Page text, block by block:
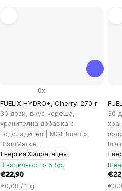
FUELIX HYDRO+, Cherry, 270 г
30 дози, вкус череша,
хранителна добавка с
подсладител | MGFitman x
BrainMarket
ЕнергияХидратация
0x
В наличност > 5 бр.
€22,90
Цена
€0,08 / 1 g
30
В